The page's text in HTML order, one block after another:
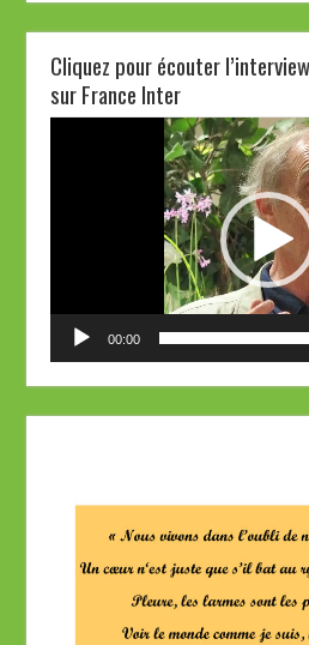
Cliquez pour écouter
sur France Inter
00:00